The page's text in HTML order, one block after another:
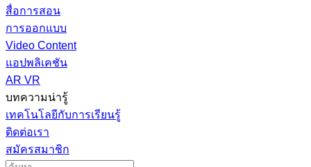
สื่อการสอน
การออกแบบ
Video Content
แอปพลิเคชัน
AR VR
บทความน่ารู้
เทคโนโลยีกับการเรียนรู้
ติดต่อเรา
สมัครสมาชิก